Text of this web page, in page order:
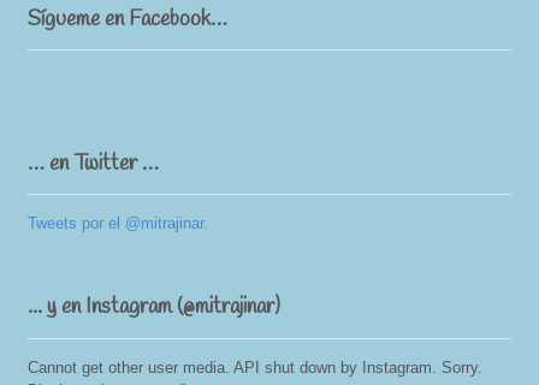
Sígueme en Facebook…
… en Twitter …
Tweets por el @mitrajinar.
... y en Instagram (@mitrajinar)
Cannot get other user media. API shut down by Instagram. Sorry.